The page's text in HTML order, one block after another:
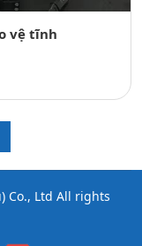
vệ tĩnh
Co., Ltd All rights